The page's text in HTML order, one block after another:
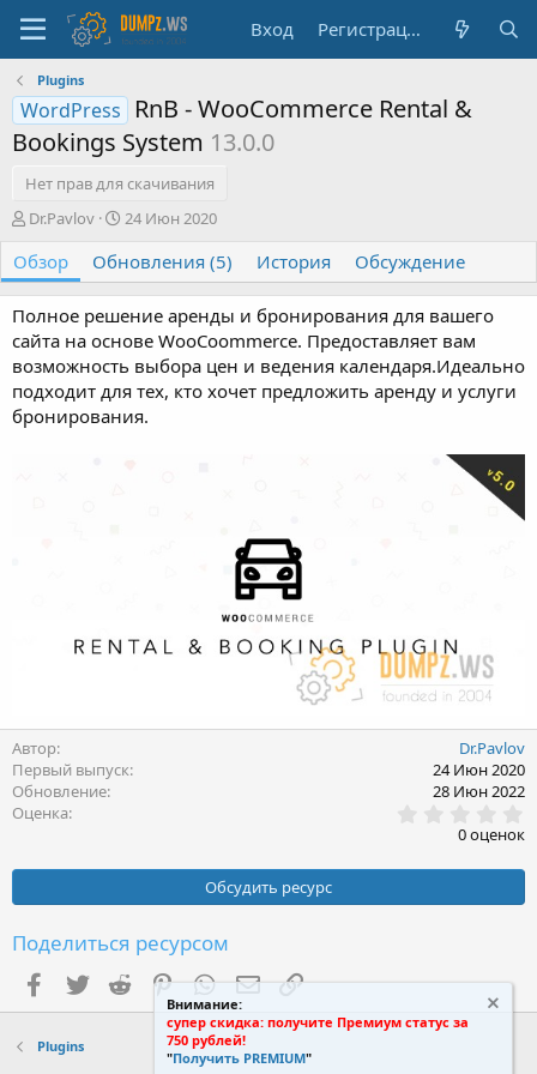
Вход Регистрация
Plugins
WordPress
RnB - WooCommerce Rental &
Bookings System 13.0.0
Нет прав для скачивания
А
т
о
Dr.Pavlov
Д
т
а
о
з
д
а
н
24 Июн 2020
Обзор Обновления (5) История Обсуждение
Полное решение аренды и бронирования для вашего
сайта на основе WooCoommerce. Предоставляет вам
возможность выбора цен и ведения календаря.Идеально
подходит для тех, кто хочет предложить аренду и услуги
бронирования.
Автор
Dr.Pavlov
Первый выпуск
24 Июн 2020
Обновление
28 Июн 2022
Оценка
.
0
0
в
0 оценок
Обсудить ресурс
Поделиться ресурсом
Facebook
Twitter RedditPinterestWhatsAppЭлектронная почта
Ссылка
Plugins
Внимание:
супер скидка: получите Премиум статус за
750 рублей!
"Получить PREMIUM"